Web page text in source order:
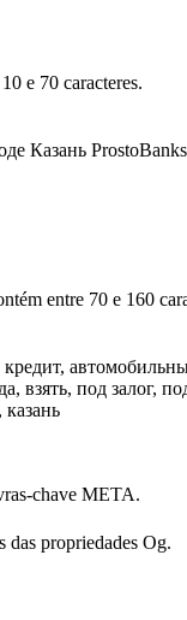
e 70 caracteres.
Казань
entre 70 e 160
взять, под залог,
chave META.
das propriedades Og.